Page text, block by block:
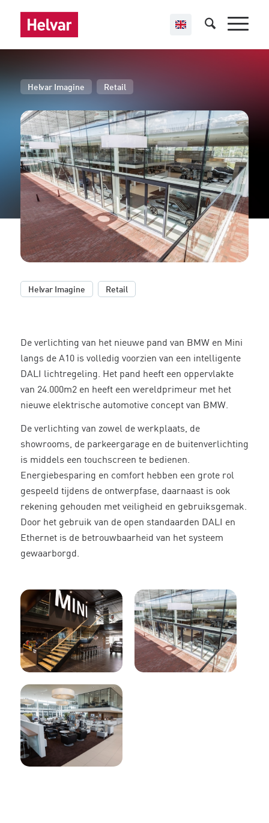
Helvar Imagine Retail
BMW-MINI
Amsterdam
Helvar Imagine Retail
De verlichting van het nieuwe pand van BMW en Mini
langs de A10 is volledig voorzien van een intelligente
DALI lichtregeling. Het pand heeft een oppervlakte
van 24.000m2 en heeft een wereldprimeur met het
nieuwe elektrische automotive concept van BMW.
De verlichting van zowel de werkplaats, de
showrooms, de parkeergarage en de buitenverlichting
is middels een touchscreen te bedienen.
Energiebesparing en comfort hebben een grote rol
gespeeld tijdens de ontwerpfase, daarnaast is ook
rekening gehouden met veiligheid en gebruiksgemak.
Door het gebruik van de open standaarden DALI en
Ethernet is de betrouwbaarheid van het systeem
gewaarborgd.